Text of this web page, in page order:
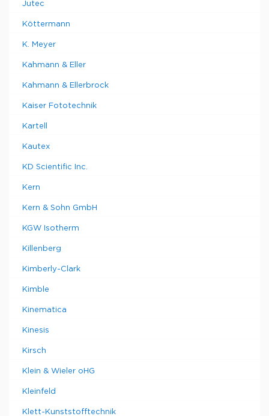
Jutec
Köttermann
K. Meyer
Kahmann & Eller
Kahmann & Ellerbrock
Kaiser Fototechnik
Kartell
Kautex
KD Scientific Inc.
Kern
Kern & Sohn GmbH
KGW Isotherm
Killenberg
Kimberly-Clark
Kimble
Kinematica
Kinesis
Kirsch
Klein & Wieler oHG
Kleinfeld
Klett-Kunststofftechnik